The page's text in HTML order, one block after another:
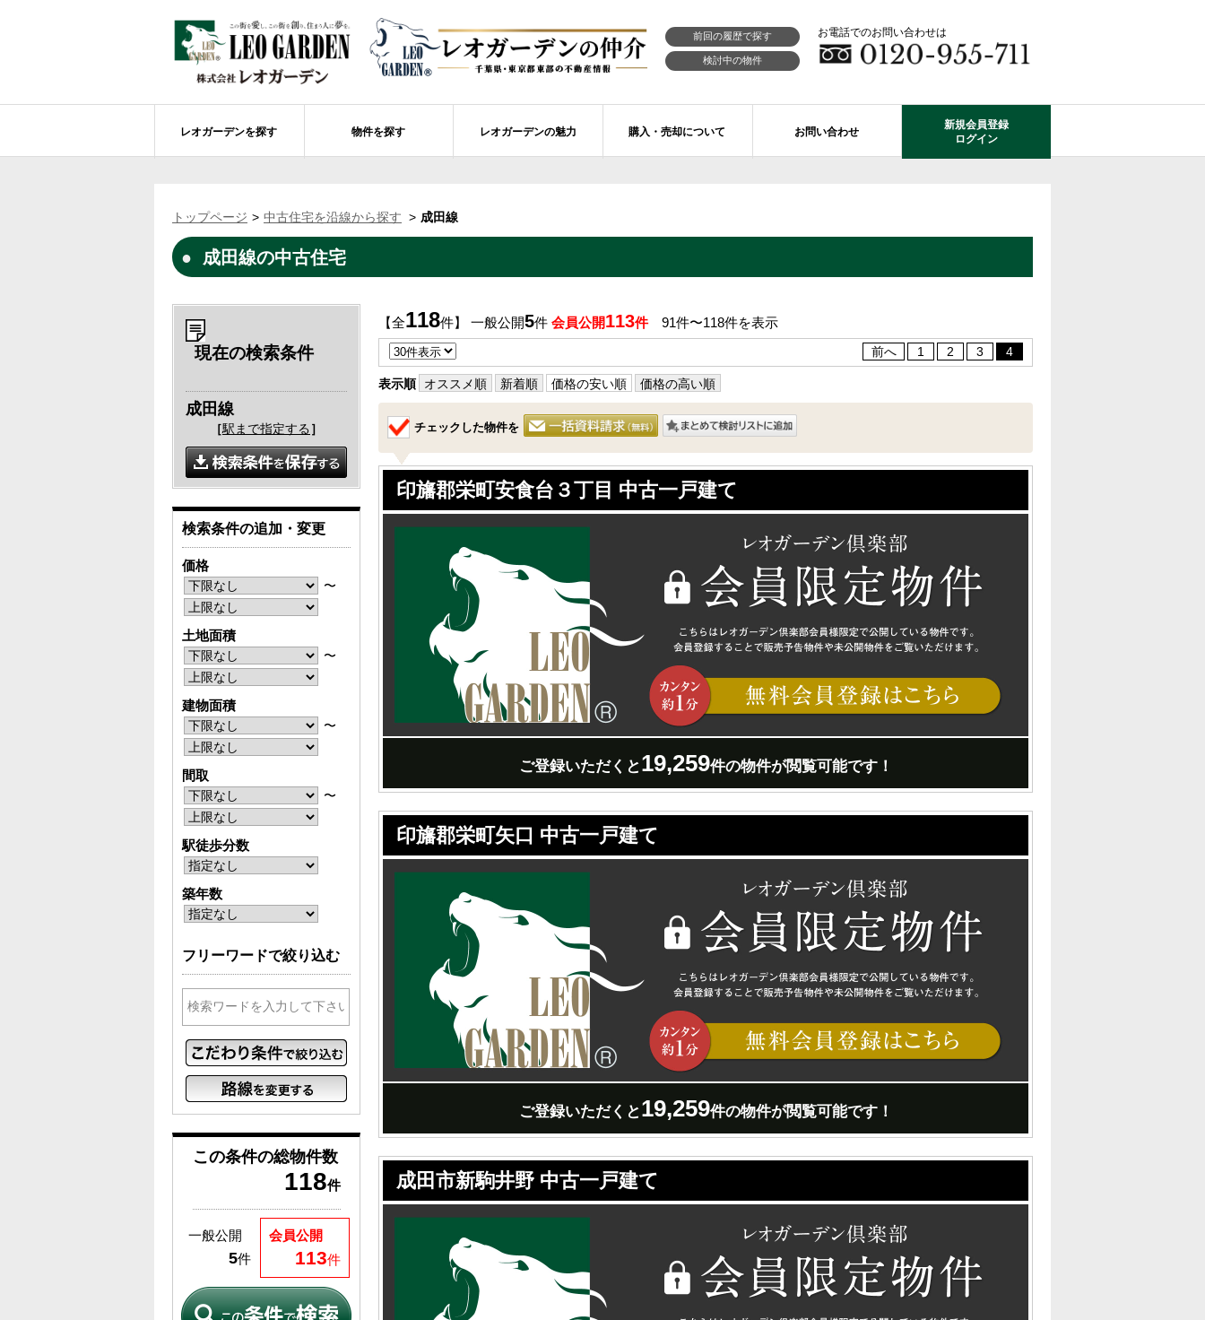
前回の履歴で探す
検討中の物件
お電話でのお問い合わせは
レオガーデンを探す
成田市のレオガーデン
レオガーデン新現場 造成工事のお知らせ
レオガーデン船橋 大楠の杜
レオガーデン船橋法典 朝陽の街〔第1期〕 レオガーデン成田公津 煌羅の杜 レオガーデン成田 寛朝の杜
物件を探す
市川市エリアの物件情報
土地を探す
お預かりしている物件
総武線沿線の未公開物件情報について レオガーデン倶楽部について
レオガーデンの魅力
レオ・グローブ カリフォルニア
モデルハウス
自由設計・建築設計
購入・売却について
住宅ローンのポイント
売却物件大募集
お問い合わせ
新規会員登録
ログイン
トップページ 中古住宅を沿線から探す 成田線
成田線の中古住宅
【全118件】 一般公開5件 会員公開113件91件〜118件を表示
前へ 1 2 3 4
表示順 オススメ順 新着順 価格の安い順 価格の高い順
チェックした物件を
印旛郡栄町安食台３丁目 中古一戸建て
ご登録いただくと19,259件の物件が閲覧可能です！
印旛郡栄町矢口 中古一戸建て
ご登録いただくと19,259件の物件が閲覧可能です！
成田市新駒井野 中古一戸建て
現在の検索条件
成田線
［駅まで指定する ］
検索条件の追加・変更
価格
〜
土地面積
〜
建物面積
〜
間取
〜
駅徒歩分数
築年数
フリーワードで絞り込む
この条件の総物件数
118件
会員公開
113件
一般公開
5件